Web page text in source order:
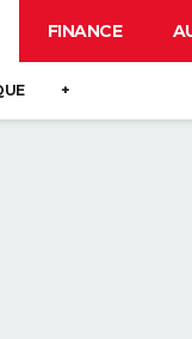
FINANCE
+